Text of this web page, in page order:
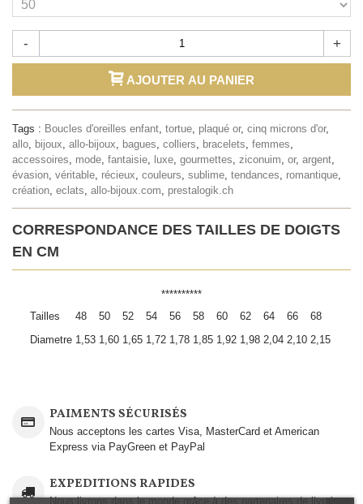
- +
AJOUTER AU PANIER
Tags : Boucles d'oreilles enfant, tortue, plaqué or, cinq microns d'or,
allo, bijoux, allo-bijoux, bagues, colliers, bracelets, femmes,
accessoires, mode, fantaisie, luxe, gourmettes, ziconuim, or, argent,
évasion, véritable, récieux, couleurs, sublime, tendances, romantique,
création, eclats, allo-bijoux.com, prestalogik.ch
CORRESPONDANCE DES TAILLES DE DOIGTS
EN CM
**********
Tailles
48 50 52 54 56 58 60 62 64 66
68
Diametre 1,53 1,60 1,65 1,72 1,78 1,85 1,92 1,98 2,04 2,10 2,15
PAIMENTS SÉCURISÉS
Nous acceptons les cartes Visa, MasterCard et American
Express via PayGreen et PayPal
EXPEDITIONS RAPIDES
Nous livrons dans le monde grâce à des partenaires de livraison